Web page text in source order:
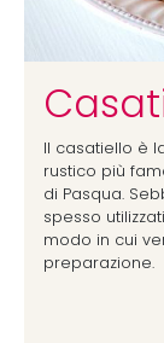
Il casatiello è
rustico più
di Pasqua.
spesso
modo in cui
preparazione.